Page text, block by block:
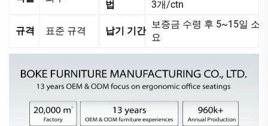
법
3개/ctn
규격 표준 규격 납기 기간
보증금 수령 후 5~15일 소
요